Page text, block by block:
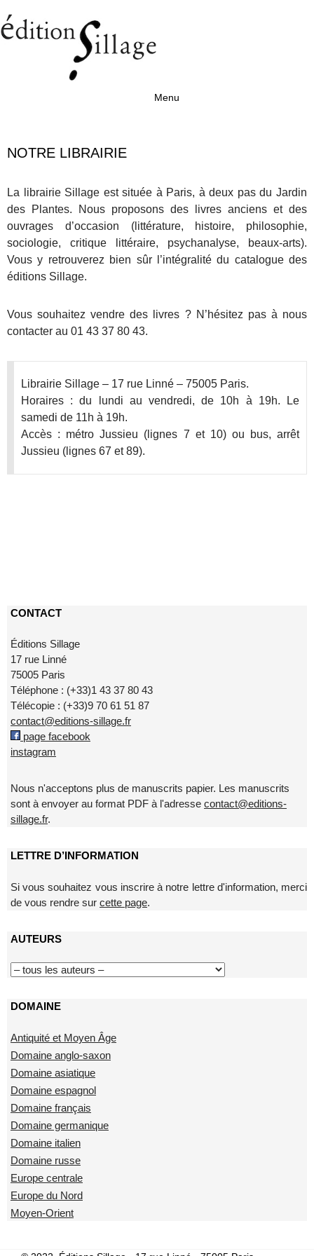
Menu
NOTRE LIBRAIRIE
La librairie Sillage est située à Paris, à deux pas du Jardin
des Plantes. Nous proposons des livres anciens et des
ouvrages d’occasion (littérature, histoire, philosophie,
sociologie, critique littéraire, psychanalyse, beaux-arts).
Vous y retrouverez bien sûr l’intégralité du catalogue des
éditions Sillage.
Vous souhaitez vendre des livres ? N’hésitez pas à nous
contacter au 01 43 37 80 43.
Librairie Sillage – 17 rue Linné – 75005 Paris.
Horaires : du lundi au vendredi, de 10h à 19h. Le
samedi de 11h à 19h.
Accès : métro Jussieu (lignes 7 et 10) ou bus, arrêt
Jussieu (lignes 67 et 89).
CONTACT
Éditions Sillage
17 rue Linné
75005 Paris
Téléphone : (+33)1 43 37 80 43
Télécopie : (+33)9 70 61 51 87
contact@editions-sillage.fr
page facebook
instagram
Nous n'acceptons plus de manuscrits papier. Les manuscrits
sont à envoyer au format PDF à l'adresse contact@editions-
sillage.fr.
LETTRE D’INFORMATION
Si vous souhaitez vous inscrire à notre lettre d'information, merci
de vous rendre sur cette page.
AUTEURS
DOMAINE
Antiquité et Moyen Âge
Domaine anglo-saxon
Domaine asiatique
Domaine espagnol
Domaine français
Domaine germanique
Domaine italien
Domaine russe
Europe centrale
Europe du Nord
Moyen-Orient